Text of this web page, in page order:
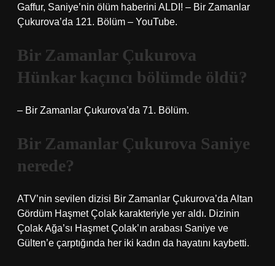
Gaffur, Saniye’nin ölüm haberini ALDI! – Bir Zamanlar
Çukurova’da 121. Bölüm – YouTube.
Bir Zamanlar Çukurova
Hünkar kaçıncı bölümde öldü?
– Bir Zamanlar Çukurova’da 71. Bölüm.
Bir Zamanlar Çukurova Saniye
nerede?
ATV’nin sevilen dizisi Bir Zamanlar Çukurova’da Altan
Gördüm Haşmet Çolak karakteriyle yer aldı. Dizinin
Çolak Ağa’sı Haşmet Çolak’ın arabası Saniye ve
Gülten’e çarptığında her iki kadın da hayatını kaybetti.